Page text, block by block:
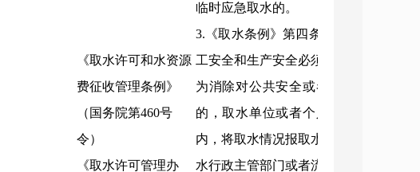
《取水许可和水资源
费征收管理条例》
（国务院第460号
令）
《取水许可管理办
临时应急取水的。
3.《取水条例》第四条规定的为保障矿
工安全和生产安全必须进行临时应急取
为消除对公共安全或者公共利益的危
的，取水单位或者个人应当在危险排
内，将取水情况报取水口所在地县级以
水行政主管部门或者流域管理机构备案